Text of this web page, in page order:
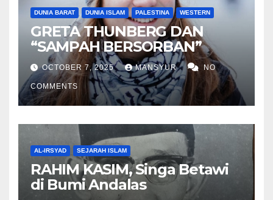
DUNIA BARAT DUNIA ISLAM PALESTINA WESTERN
GRETA THUNBERG DAN
“SAMPAH BERSORBAN”
OCTOBER 7, 2025 MANSYUR NO
COMMENTS
AL-IRSYAD SEJARAH ISLAM
RAHIM KASIM, Singa Betawi
di Bumi Andalas